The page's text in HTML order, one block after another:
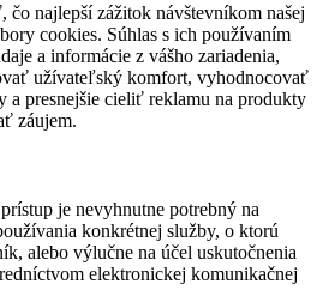
najlepší zážitok návštevníkom našej
cookies. Súhlas s ich používaním
a informácie z vášho zariadenia,
užívateľský komfort, vyhodnocovať
a presnejšie cieliť reklamu na produkty
záujem.
je nevyhnutne potrebný na
konkrétnej služby, o ktorú
alebo výlučne na účel uskutočnenia
elektronickej komunikačnej